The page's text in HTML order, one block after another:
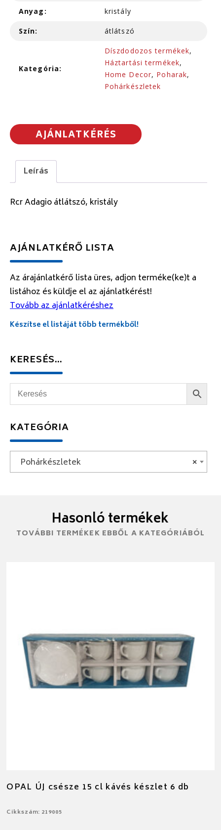
Anyag: kristály
Szín: átlátszó
Kategória:
Díszdodozos termékek,
Háztartási termékek,
Home Decor, Poharak,
Pohárkészletek
AJÁNLATKÉRÉS
Leírás
Rcr Adagio átlátszó, kristály
AJÁNLATKÉRŐ LISTA
Az árajánlatkérő lista üres, adjon terméke(ke)t a
listához és küldje el az ajánlatkérést!
Tovább az ajánlatkéréshez
Készítse el listáját több termékből!
KERESÉS…
KATEGÓRIA
×
Pohárkészletek
Hasonló termékek
TOVÁBBI TERMÉKEK EBBŐL A KATEGÓRIÁBÓL
OPAL ÚJ csésze 15 cl kávés készlet 6 db
Cikkszám: 219005